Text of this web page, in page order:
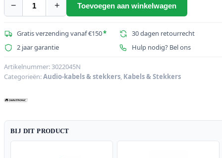
−
OMNITRONIC
kabel
3-
1.5m
bk
+ Toevoegen aan winkelwagen
Gratis verzending vanaf €150*
30 dagen retourrecht
2 jaar garantie
Hulp nodig? Bel ons
Artikelnummer:3022045N
Categorieën:Audio-kabels & stekkers, Kabels & Stekkers
BIJ DIT PRODUCT